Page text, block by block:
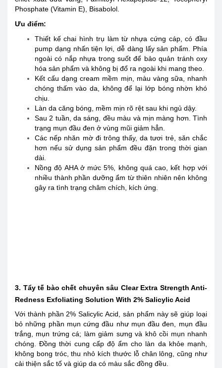
Phosphate (Vitamin E), Bisabolol.
Ưu điểm:
Thiết kế chai hình trụ làm từ nhựa cứng cáp, có đầu
pump dạng nhấn tiện lợi, dễ dàng lấy sản phẩm. Phía
ngoài có nắp nhựa trong suốt để bảo quản tránh oxy
hóa sản phẩm và không bị đổ ra ngoài khi mang theo.
Kết cấu dạng cream mềm mịn, màu vàng sữa, nhanh
chóng thấm vào da, không để lại lớp bóng nhờn khó
chịu.
Làn da căng bóng, mềm mịn rõ rệt sau khi ngủ dậy.
Sau 2 tuần, da sáng, đều màu và mịn màng hơn. Tình
trạng mụn đầu đen ở vùng mũi giảm hẳn.
Các nếp nhăn mờ đi trông thấy, da tươi trẻ, săn chắc
hơn nếu sử dụng sản phẩm đều đặn trong thời gian
dài.
Nồng độ AHA ở mức 5%, không quá cao, kết hợp với
nhiều thành phần dưỡng ẩm từ thiên nhiên nên không
gây ra tình trạng châm chích, kích ứng.
3. Tẩy tế bào chết chuyên sâu Clear Extra Strength Anti-
Redness Exfoliating Solution With 2% Salicylic Acid
Với thành phần 2% Salicylic Acid, sản phẩm này sẽ giúp loại
bỏ những phần mụn cứng đầu như mụn đầu đen, mụn đầu
trắng, mụn trứng cá; làm giảm sưng và khô cồi mụn nhanh
chóng. Đồng thời cung cấp độ ẩm cho làn da khỏe mạnh,
không bong tróc, thu nhỏ kích thước lỗ chân lông, cũng như
cải thiện sắc tố và giúp da có màu sắc đồng đều.